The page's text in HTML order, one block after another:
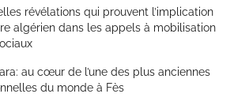
révélations qui prouvent l’implication
algérien dans les appels à mobilisation
au cœur de l’une des plus anciennes
du monde à Fès